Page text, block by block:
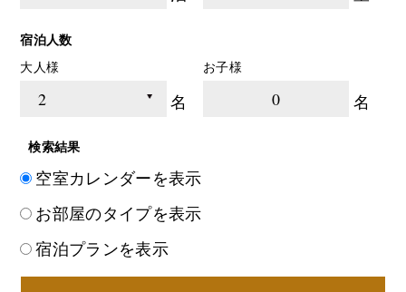
宿泊人数
大人様
名
お子様
0 名
検索結果
空室カレンダーを表示
お部屋のタイプを表示
宿泊プランを表示